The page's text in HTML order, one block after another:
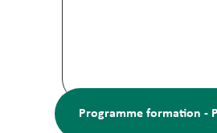
Programme formation -